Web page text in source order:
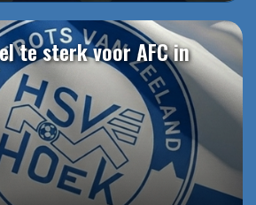
te sterk voor AFC in